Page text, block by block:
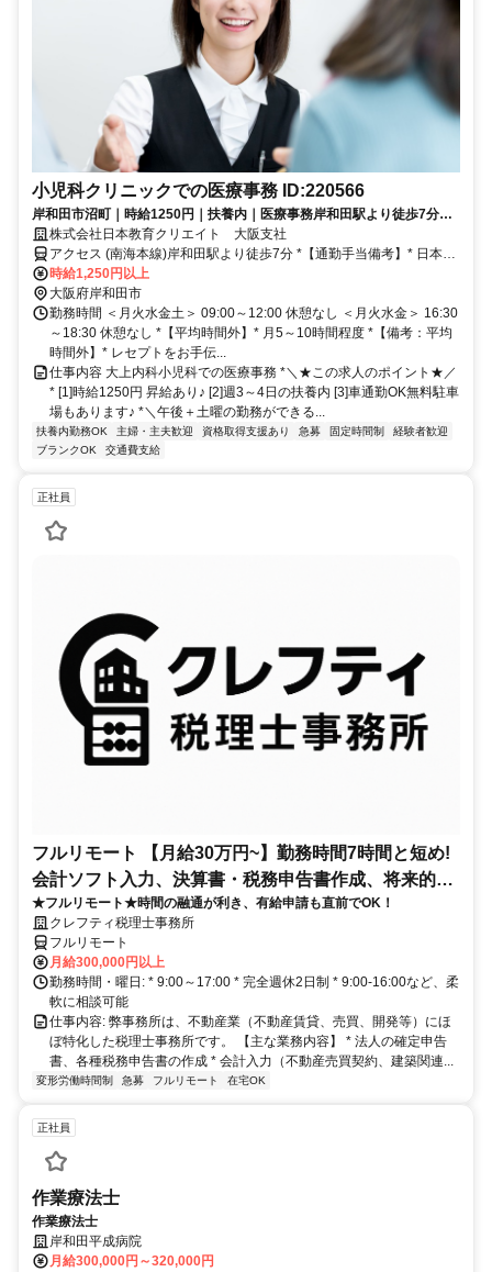
小児科クリニックでの医療事務 ID:220566
岸和田市沼町｜時給1250円｜扶養内｜医療事務岸和田駅より徒歩7分／
医療機関での勤務経験のある方／ブランクさんOK
株式会社日本教育クリエイト 大阪支社
アクセス (南海本線)岸和田駅より徒歩7分 *【通勤手当備考】* 日本教
育クリエイトなら交通費全額に加えて、自宅～最寄駅まで1キロ以上
なら駐輪場代、2キロ以上ならバス代もプラス支給
時給1,250円以上
大阪府岸和田市
勤務時間 ＜月火水金土＞ 09:00～12:00 休憩なし ＜月火水金＞ 16:30
～18:30 休憩なし *【平均時間外】* 月5～10時間程度 *【備考：平均
時間外】* レセプトをお手伝...
仕事内容 大上内科小児科での医療事務 *＼★この求人のポイント★／
* [1]時給1250円 昇給あり♪ [2]週3～4日の扶養内 [3]車通勤OK無料駐車
場もあります♪ *＼午後＋土曜の勤務ができる...
扶養内勤務OK 主婦・主夫歓迎 資格取得支援あり 急募 固定時間制
経験者歓迎
ブランクOK
交通費支給
正社員
フルリモート 【月給30万円~】勤務時間7時間と短め!
会計ソフト入力、決算書・税務申告書作成、将来的に
決算説明も
★フルリモート★時間の融通が利き、有給申請も直前でOK！
クレフティ税理士事務所
フルリモート
月給300,000円以上
勤務時間・曜日: * 9:00～17:00 * 完全週休2日制 * 9:00-16:00など、柔
軟に相談可能
仕事内容: 弊事務所は、不動産業（不動産賃貸、売買、開発等）にほ
ぼ特化した税理士事務所です。 【主な業務内容】 * 法人の確定申告
書、各種税務申告書の作成 * 会計入力（不動産売買契約、建築関連...
変形労働時間制 急募 フルリモート 在宅OK
正社員
作業療法士
作業療法士
岸和田平成病院
月給300,000円～320,000円